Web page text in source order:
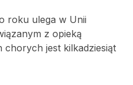
roku ulega w Unii
z opieką
jest kilkadziesiąt